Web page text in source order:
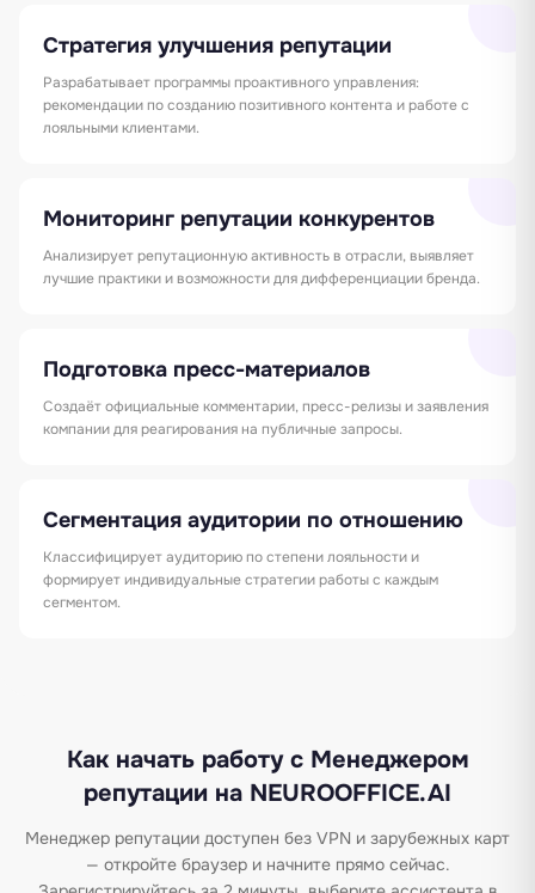
Стратегия улучшения репутации
Разрабатывает программы проактивного управления:
рекомендации по созданию позитивного контента и работе с
лояльными клиентами.
Мониторинг репутации конкурентов
Анализирует репутационную активность в отрасли, выявляет
лучшие практики и возможности для дифференциации бренда.
Подготовка пресс-материалов
Создаёт официальные комментарии, пресс-релизы и заявления
компании для реагирования на публичные запросы.
Сегментация аудитории по отношению
Классифицирует аудиторию по степени лояльности и
формирует индивидуальные стратегии работы с каждым
сегментом.
Как начать работу с Менеджером
репутации на NEUROOFFICE.AI
Менеджер репутации доступен без VPN и зарубежных карт
— откройте браузер и начните прямо сейчас.